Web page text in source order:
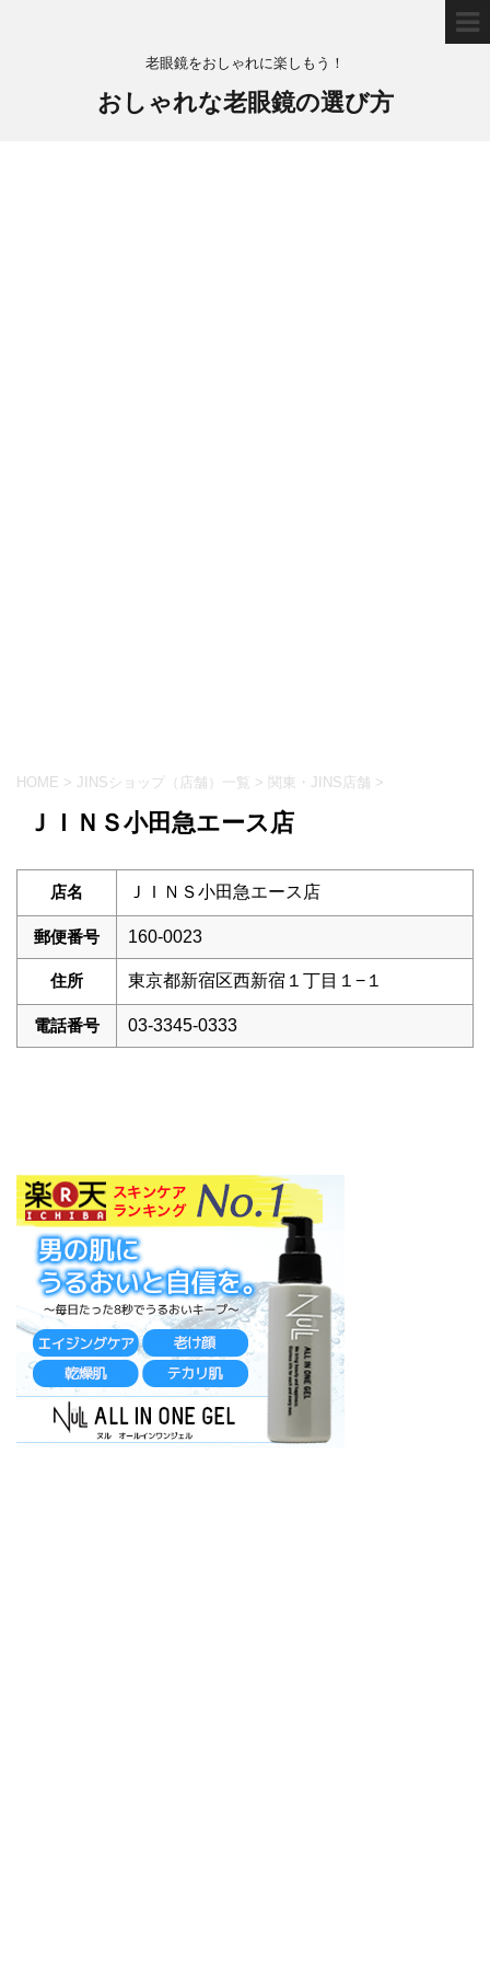
老眼鏡をおしゃれに楽しもう！
おしゃれな老眼鏡の選び方
HOME > JINSショップ（店舗）一覧 > 関東・JINS店舗 >
ＪＩＮＳ小田急エース店
店名 ＪＩＮＳ小田急エース店
郵便番号 160-0023
住所 東京都新宿区西新宿１丁目１−１
電話番号 03-3345-0333